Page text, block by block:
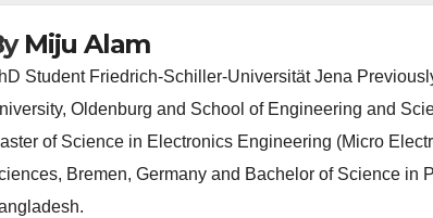
Miju Alam
Student Friedrich-Schiller-Universität Jena
Oldenburg and School of Engineering and
of Science in Electronics Engineering (Micro
Bremen, Germany and Bachelor of Science in